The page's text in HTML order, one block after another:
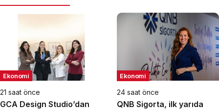
Ekonomi
21 saat önce
GCA Design Studio’dan
Ekonomi
24 saat önce
QNB Sigorta, ilk yarıda